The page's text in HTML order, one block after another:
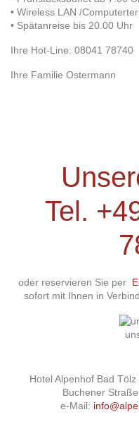
• Wireless LAN /
• Spätanreise bis 20.00 Uhr
Ihre Hot-Line: 08041 78740
Ihre Familie Ostermann
Tel.
oder reservieren Sie per
sofort mit Ihnen in
Hotel Alpenhof Bad
Buchener
e-Mail: